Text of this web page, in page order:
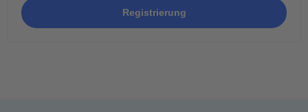
Registrierung